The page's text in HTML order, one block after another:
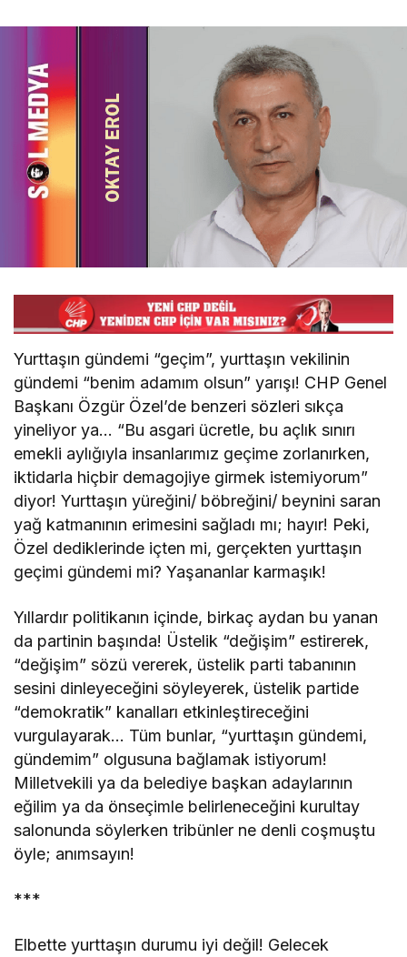
Yurttaşın gündemi “geçim”, yurttaşın vekilinin
gündemi “benim adamım olsun” yarışı! CHP Genel
Başkanı Özgür Özel’de benzeri sözleri sıkça
yineliyor ya… “Bu asgari ücretle, bu açlık sınırı
emekli aylığıyla insanlarımız geçime zorlanırken,
iktidarla hiçbir demagojiye girmek istemiyorum”
diyor! Yurttaşın yüreğini/ böbreğini/ beynini saran
yağ katmanının erimesini sağladı mı; hayır! Peki,
Özel dediklerinde içten mi, gerçekten yurttaşın
geçimi gündemi mi? Yaşananlar karmaşık!
Yıllardır politikanın içinde, birkaç aydan bu yanan
da partinin başında! Üstelik “değişim” estirerek,
“değişim” sözü vererek, üstelik parti tabanının
sesini dinleyeceğini söyleyerek, üstelik partide
“demokratik” kanalları etkinleştireceğini
vurgulayarak… Tüm bunlar, “yurttaşın gündemi,
gündemim” olgusuna bağlamak istiyorum!
Milletvekili ya da belediye başkan adaylarının
eğilim ya da önseçimle belirleneceğini kurultay
salonunda söylerken tribünler ne denli coşmuştu
öyle; anımsayın!
***
Elbette yurttaşın durumu iyi değil! Gelecek